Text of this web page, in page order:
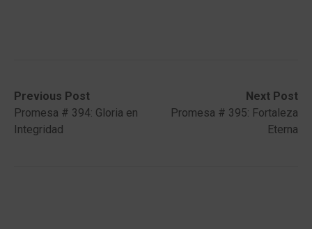
Post
navigation
Previous Post
Previous
post:Promesa # 394: Gloria en
Integridad
Next Post
Next
post:
Promesa # 395: Fortaleza
Eterna